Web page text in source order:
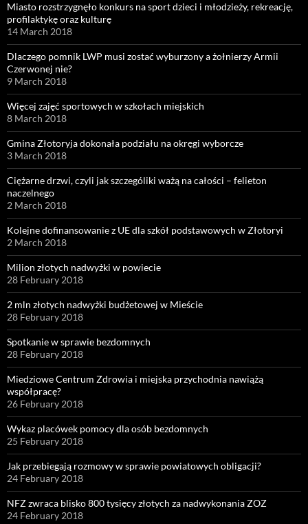
Miasto rozstrzygnęło konkurs na sport dzieci i młodzieży, rekreację,
profilaktykę oraz kulturę
14 March 2018
Dlaczego pomnik LWP musi zostać wyburzony a żołnierzy Armii
Czerwonej nie?
9 March 2018
Więcej zajęć sportowych w szkołach miejskich
8 March 2018
Gmina Złotoryja dokonała podziału na okręgi wyborcze
3 March 2018
Ciężarne drzwi, czyli jak szczególiki ważą na całości – felieton
naczelnego
2 March 2018
Kolejne dofinansowanie z UE dla szkół podstawowych w Złotoryi
2 March 2018
Milion złotych nadwyżki w powiecie
28 February 2018
2 mln złotych nadwyżki budżetowej w Mieście
28 February 2018
Spotkanie w sprawie bezdomnych
28 February 2018
Miedziowe Centrum Zdrowia i miejska przychodnia nawiążą
współpracę?
26 February 2018
Wykaz placówek pomocy dla osób bezdomnych
25 February 2018
Jak przebiegają rozmowy w sprawie powiatowych obligacji?
24 February 2018
NFZ zwraca blisko 800 tysięcy złotych za nadwykonania ZOZ
24 February 2018